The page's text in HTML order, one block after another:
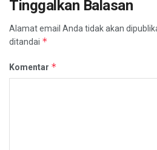
Tinggalkan Balasan
Alamat email Anda tidak akan
ditandai *
Komentar *